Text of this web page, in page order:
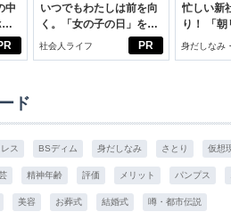
中
た
PR
いつでもわたしは前を向
く。「女の子の日」を前
向きに♪社会人エリ・大
社会人ライフ
忙しい新
り！ 「
じめよう
イケア
身だしなみ
スアイテム
ド
ス BSディム 身だしなみ さとり 仮想
精神年齢 評価 メリット パンプス
美容 お葬式 結婚式 噂・都市伝説